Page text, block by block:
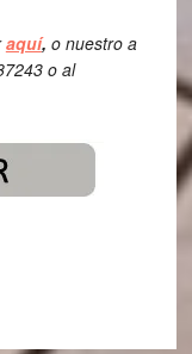
aquí, o nuestro a
o al